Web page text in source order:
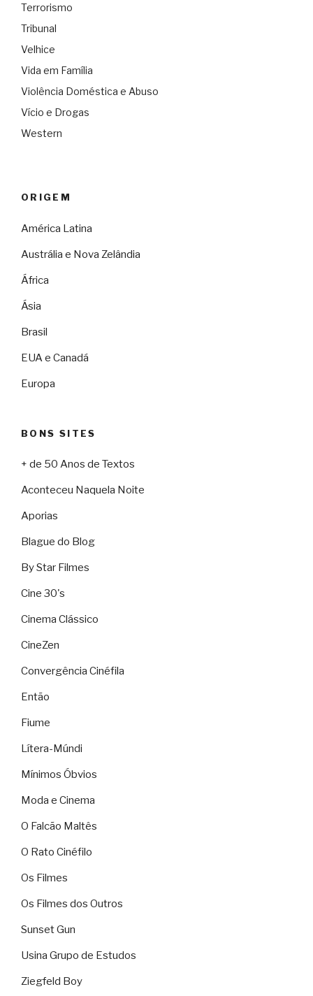
Terrorismo
Tribunal
Velhice
Vida em Família
Violência Doméstica e Abuso
Vício e Drogas
Western
ORIGEM
América Latina
Austrália e Nova Zelândia
África
Ásia
Brasil
EUA e Canadá
Europa
BONS SITES
+ de 50 Anos de Textos
Aconteceu Naquela Noite
Aporias
Blague do Blog
By Star Filmes
Cine 30's
Cinema Clássico
CineZen
Convergência Cinéfila
Então
Fiume
Lítera-Múndi
Mínimos Óbvios
Moda e Cinema
O Falcão Maltês
O Rato Cinéfilo
Os Filmes
Os Filmes dos Outros
Sunset Gun
Usina Grupo de Estudos
Ziegfeld Boy